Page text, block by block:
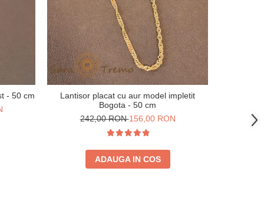
- 50 cm
Lantisor placat cu aur model impletit
Bogota - 50 cm
242,00 RON156,00 RON
ADAUGA IN COS